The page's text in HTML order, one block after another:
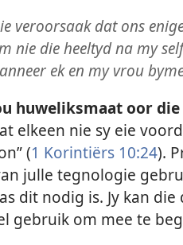
veroorsaak dat ons
nie die heeltyd na my
ek en my vrou
huweliksmaat oor
elkeen nie sy eie
(1 Korintiërs 10:24).
julle tegnologie
dit nodig is. Jy kan die
gebruik om mee te